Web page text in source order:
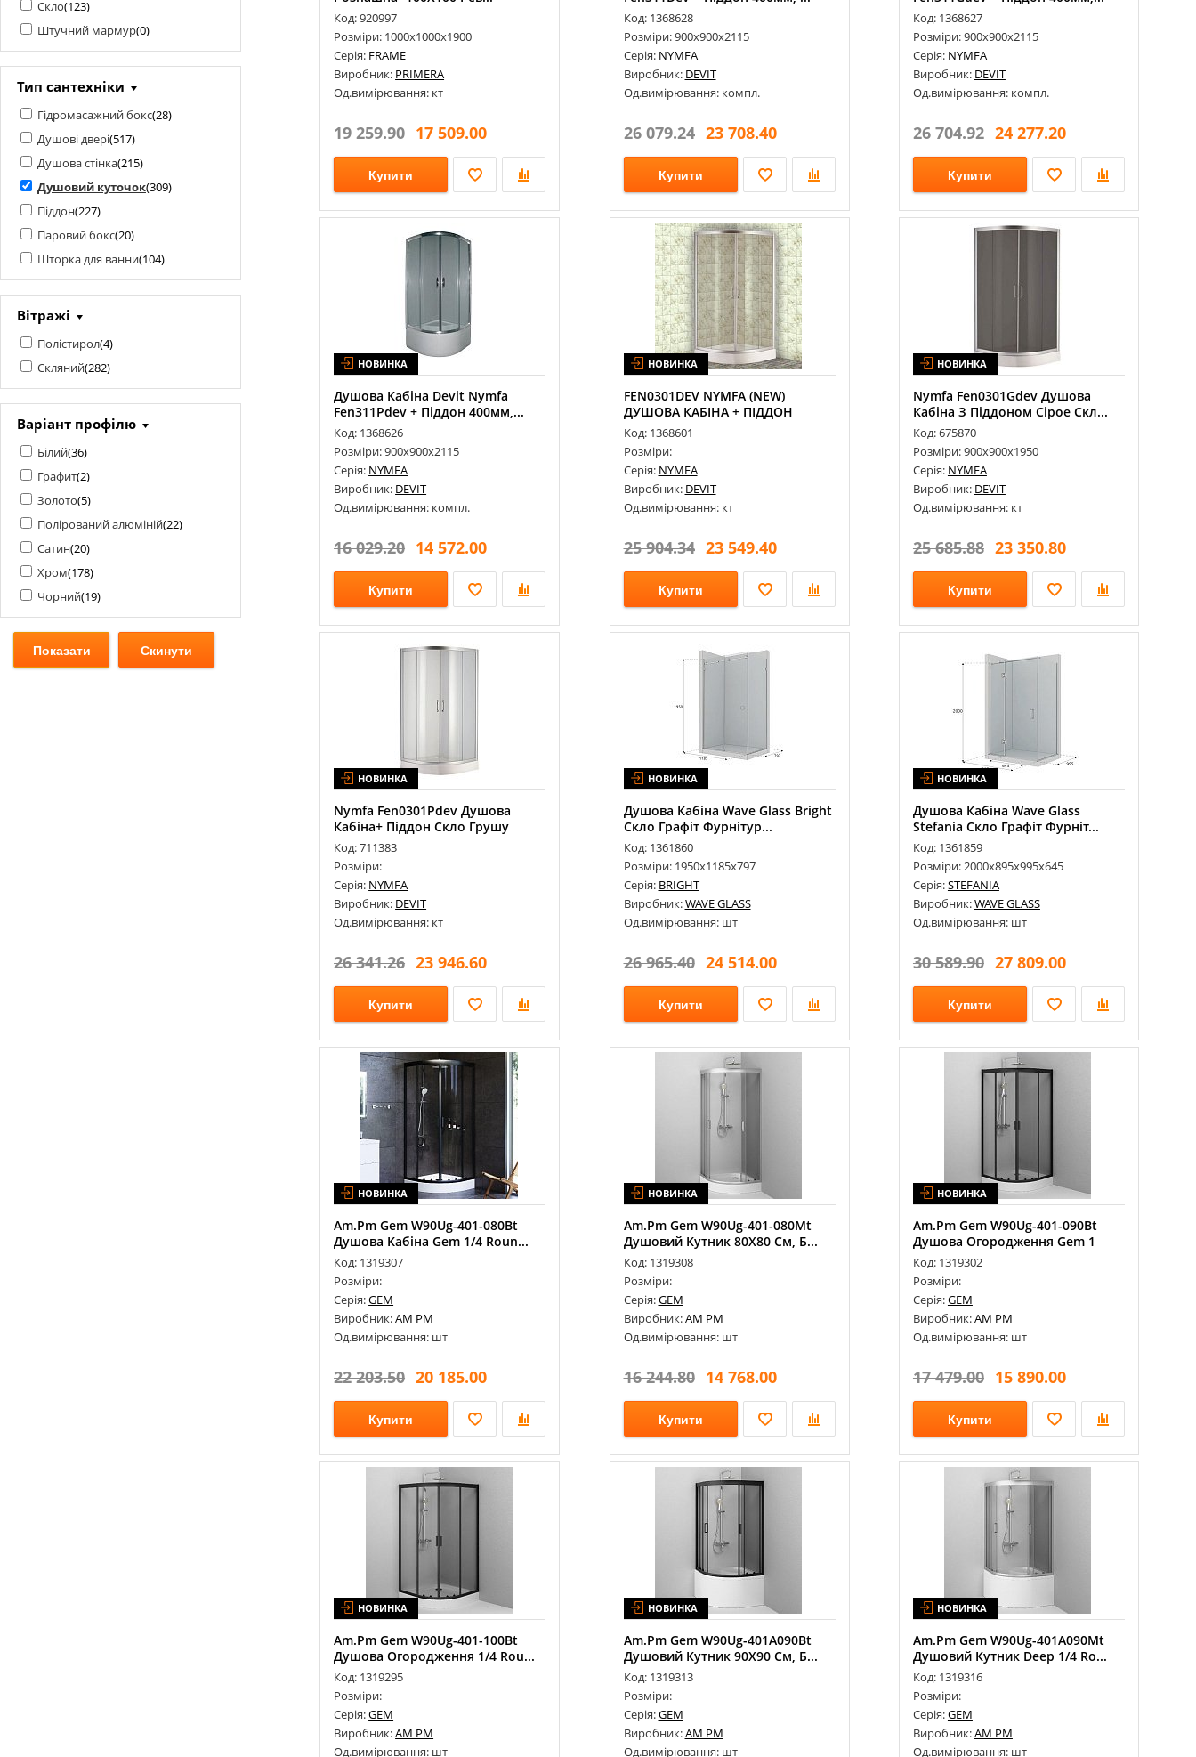
Скло(123)
Штучний мармур(0)
Тип сантехніки
Гідромасажний бокс(28)
Душові двері(517)
Душова стінка(215)
Душовий куточок(309)
Піддон(227)
Паровий бокс(20)
Шторка для ванни(104)
Вітражі
Полістирол(4)
Скляний(282)
Варіант профілю
Білий(36)
Графит(2)
Золото(5)
Полірований алюміній(22)
Сатин(20)
Хром(178)
Чорний(19)
Код: 920997
Розміри: 1000х1000х1900
Серія: FRAME
Виробник: PRIMERA
Од.вимірювання: кт
19 259.90 17 509.00
Купити
Код: 1368628
Розміри: 900х900х2115
Серія: NYMFA
Виробник: DEVIT
Од.вимірювання: компл.
26 079.24 23 708.40
Купити
Код: 1368627
Розміри: 900х900х2115
Серія: NYMFA
Виробник: DEVIT
Од.вимірювання: компл.
26 704.92 24 277.20
Купити
НОВИНКА
Душова Кабіна Devit Nymfa
Fen311Pdev + Піддон 400мм,...
Код: 1368626
Розміри: 900х900х2115
Серія: NYMFA
Виробник: DEVIT
Од.вимірювання: компл.
16 029.20 14 572.00
Купити
НОВИНКА
FEN0301DEV NYMFA (NEW)
ДУШОВА КАБІНА + ПІДДОН
FTR060...
Код: 1368601
Розміри:
Серія: NYMFA
Виробник: DEVIT
Од.вимірювання: кт
25 904.34 23 549.40
Купити
НОВИНКА
Nymfa Fen0301Gdev Душова
Кабіна З Піддоном Сірое Скл...
Код: 675870
Розміри: 900х900х1950
Серія: NYMFA
Виробник: DEVIT
Од.вимірювання: кт
25 685.88 23 350.80
Купити
НОВИНКА
Nymfa Fen0301Pdev Душова
Кабіна+ Піддон Скло Грушу
Код: 711383
Розміри:
Серія: NYMFA
Виробник: DEVIT
Од.вимірювання: кт
26 341.26 23 946.60
Купити
НОВИНКА
Душова Кабіна Wave Glass Bright
Скло Графіт Фурнітур...
Код: 1361860
Розміри: 1950х1185х797
Серія: BRIGHT
Виробник:WAVE GLASS
Од.вимірювання: шт
26 965.40 24 514.00
Купити
НОВИНКА
Душова Кабіна Wave Glass
Stefania Скло Графіт Фурніт...
Код: 1361859
Розміри: 2000х895х995х645
Серія:STEFANIA
Виробник:WAVE GLASS
Од.вимірювання: шт
30 589.90 27 809.00
Купити
НОВИНКА
Am.Pm Gem W90Ug-401-080Bt
Душова Кабіна Gem 1/4 Roun...
Код: 1319307
Розміри:
Серія:GEM
Виробник:AM PM
Од.вимірювання: шт
22 203.50 20 185.00
Купити
НОВИНКА
Am.Pm Gem W90Ug-401-080Mt
Душовий Кутник 80Х80 См, Б...
Код: 1319308
Розміри:
Серія:GEM
Виробник:AM PM
Од.вимірювання: шт
16 244.80 14 768.00
Купити
НОВИНКА
Am.Pm Gem W90Ug-401-090Bt
Душова Огородження Gem 1
Код: 1319302
Розміри:
Серія:GEM
Виробник:AM PM
Од.вимірювання: шт
17 479.00 15 890.00
Купити
НОВИНКА
Am.Pm Gem W90Ug-401-100Bt
Душова Огородження 1/4 Rou...
Код: 1319295
Розміри:
Серія:GEM
Виробник:AM PM
Од.вимірювання: шт
НОВИНКА
Am.Pm Gem W90Ug-401A090Bt
Душовий Кутник 90Х90 См, Б...
Код: 1319313
Розміри:
Серія:GEM
Виробник:AM PM
Од.вимірювання: шт
НОВИНКА
Am.Pm Gem W90Ug-401A090Mt
Душовий Кутник Deep 1/4 Ro...
Код: 1319316
Розміри:
Серія:GEM
Виробник:AM PM
Од.вимірювання: шт